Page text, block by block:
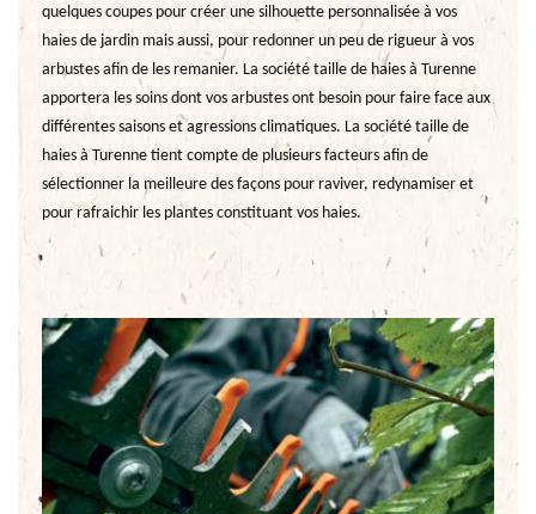
quelques coupes pour créer une silhouette personnalisée à vos
haies de jardin mais aussi, pour redonner un peu de rigueur à vos
arbustes afin de les remanier. La société taille de haies à Turenne
apportera les soins dont vos arbustes ont besoin pour faire face aux
différentes saisons et agressions climatiques. La société taille de
haies à Turenne tient compte de plusieurs facteurs afin de
sélectionner la meilleure des façons pour raviver, redynamiser et
pour rafraichir les plantes constituant vos haies.